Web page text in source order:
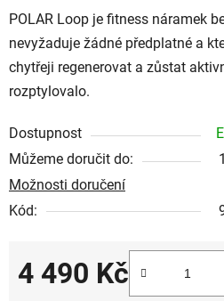
POLAR Loop je fitness náramek
nevyžaduje žádné předplatné a
chytřeji regenerovat a zůstat
rozptylovalo.
Dostupnost
Můžeme doručit do:
Možnosti doručení
Kód:
4 490 Kč